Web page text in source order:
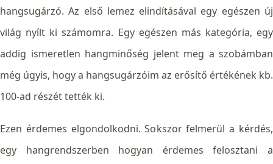
hangsugárzó. Az első lemez elindításával egy egészen új
világ nyílt ki számomra. Egy egészen más kategória, egy
addig ismeretlen hangminőség jelent meg a szobámban
még úgyis, hogy a hangsugárzóim az erősítő értékének kb.
100-ad részét tették ki.
Ezen érdemes elgondolkodni. Sokszor felmerül a kérdés,
egy hangrendszerben hogyan érdemes felosztani a